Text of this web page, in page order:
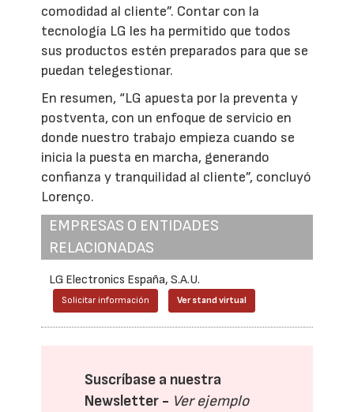
comodidad al cliente”. Contar con la
tecnología LG les ha permitido que todos
sus productos estén preparados para que se
puedan telegestionar.
En resumen, “LG apuesta por la preventa y
postventa, con un enfoque de servicio en
donde nuestro trabajo empieza cuando se
inicia la puesta en marcha, generando
confianza y tranquilidad al cliente”, concluyó
Lorenço.
EMPRESAS O ENTIDADES
RELACIONADAS
LG Electronics España, S.A.U.
Solicitar información Ver stand virtual
Suscríbase a nuestra
Newsletter - Ver ejemplo